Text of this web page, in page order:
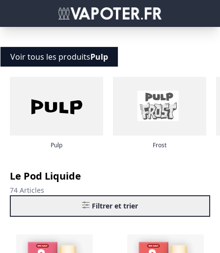
Voir tous les produitsPulp
Pulp Frost
Le Pod Liquide
74 Articles
Filtrer et trier